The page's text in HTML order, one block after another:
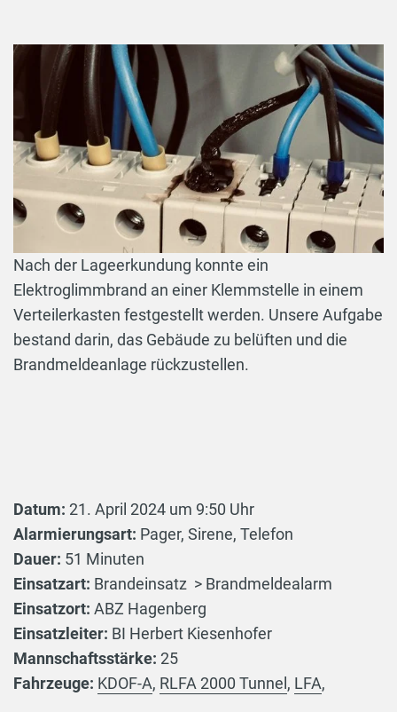
Nach der Lageerkundung konnte ein
Elektroglimmbrand an einer Klemmstelle in einem
Verteilerkasten festgestellt werden. Unsere Aufgabe
bestand darin, das Gebäude zu belüften und die
Brandmeldeanlage rückzustellen.
Datum: 21. April 2024 um 9:50 Uhr
Alarmierungsart: Pager, Sirene, Telefon
Dauer: 51 Minuten
Einsatzart: Brandeinsatz > Brandmeldealarm
Einsatzort: ABZ Hagenberg
Einsatzleiter: BI Herbert Kiesenhofer
Mannschaftsstärke: 25
Fahrzeuge: KDOF-A, RLFA 2000 Tunnel , LFA,